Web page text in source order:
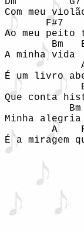
Com meu
F#7
Ao meu peito
Bm
A minha vida
É um livro
Que conta
Bm
Minha
A
É a miragem